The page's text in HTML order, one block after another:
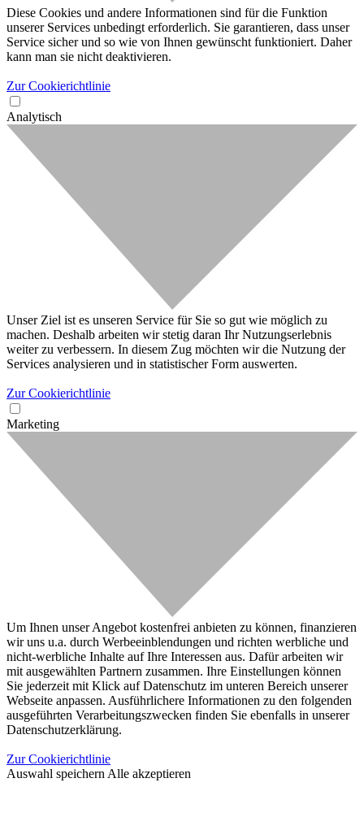
Diese Cookies und andere Informationen sind für die Funktion
unserer Services unbedingt erforderlich. Sie garantieren, dass unser
Service sicher und so wie von Ihnen gewünscht funktioniert. Daher
kann man sie nicht deaktivieren.
Zur Cookierichtlinie
Analytisch
Unser Ziel ist es unseren Service für Sie so gut wie möglich zu
machen. Deshalb arbeiten wir stetig daran Ihr Nutzungserlebnis
weiter zu verbessern. In diesem Zug möchten wir die Nutzung der
Services analysieren und in statistischer Form auswerten.
Zur Cookierichtlinie
Marketing
Um Ihnen unser Angebot kostenfrei anbieten zu können, finanzieren
wir uns u.a. durch Werbeeinblendungen und richten werbliche und
nicht-werbliche Inhalte auf Ihre Interessen aus. Dafür arbeiten wir
mit ausgewählten Partnern zusammen. Ihre Einstellungen können
Sie jederzeit mit Klick auf Datenschutz im unteren Bereich unserer
Webseite anpassen. Ausführlichere Informationen zu den folgenden
ausgeführten Verarbeitungszwecken finden Sie ebenfalls in unserer
Datenschutzerklärung.
Zur Cookierichtlinie
Auswahl speichern Alle akzeptieren